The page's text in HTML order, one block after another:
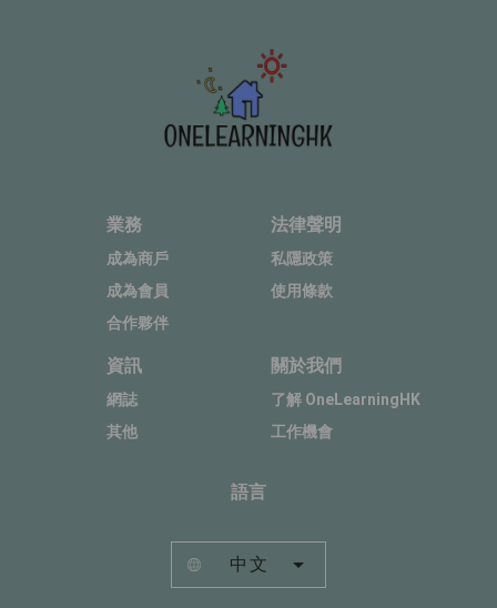
業務
成為商戶
成為會員
合作夥伴
法律聲明
私隱政策
使用條款
資訊
網誌
其他
關於我們
了解 OneLearningHK
工作機會
語言
中文